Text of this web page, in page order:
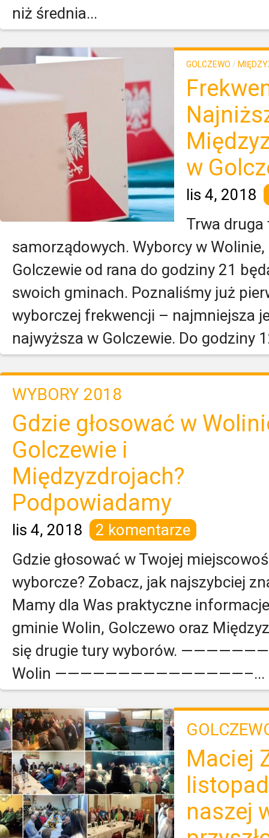
niż średnia...
GOLCZEWO /
w
lis 4, 2018
Trwa
samorządowych. Wyborcy w
Golczewie od rana do godziny 21
swoich gminach. Poznaliśmy już
wyborczej frekwencji – najmniejsza
najwyższa w Golczewie. Do godziny
WYBORY 2018
Gdzie głosować w
Golczewie i
Międzyzdrojach?
Podpowiadamy
lis 4, 2018
2 komentarze
Gdzie głosować w Twojej
wyborcze? Zobacz, jak najszybciej
Mamy dla Was praktyczne
gminie Wolin, Golczewo oraz
się drugie tury wyborów.
Wolin ———————————————–...
Maciej
naszej